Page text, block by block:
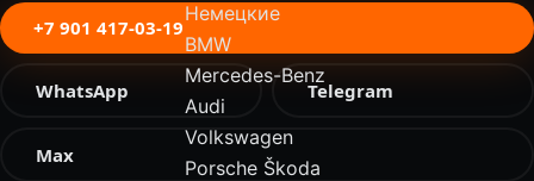
Немецкие
BMW
Mercedes-Benz
Audi
Volkswagen
Porsche Škoda
+7 901 417-03-19
WhatsApp Telegram
Max